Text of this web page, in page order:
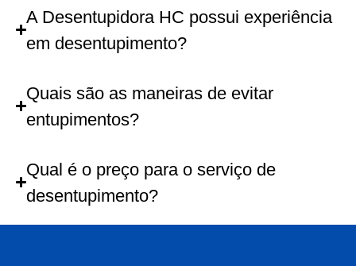
A Desentupidora HC possui experiência
em desentupimento?
Quais são as maneiras de evitar
entupimentos?
Qual é o preço para o serviço de
desentupimento?